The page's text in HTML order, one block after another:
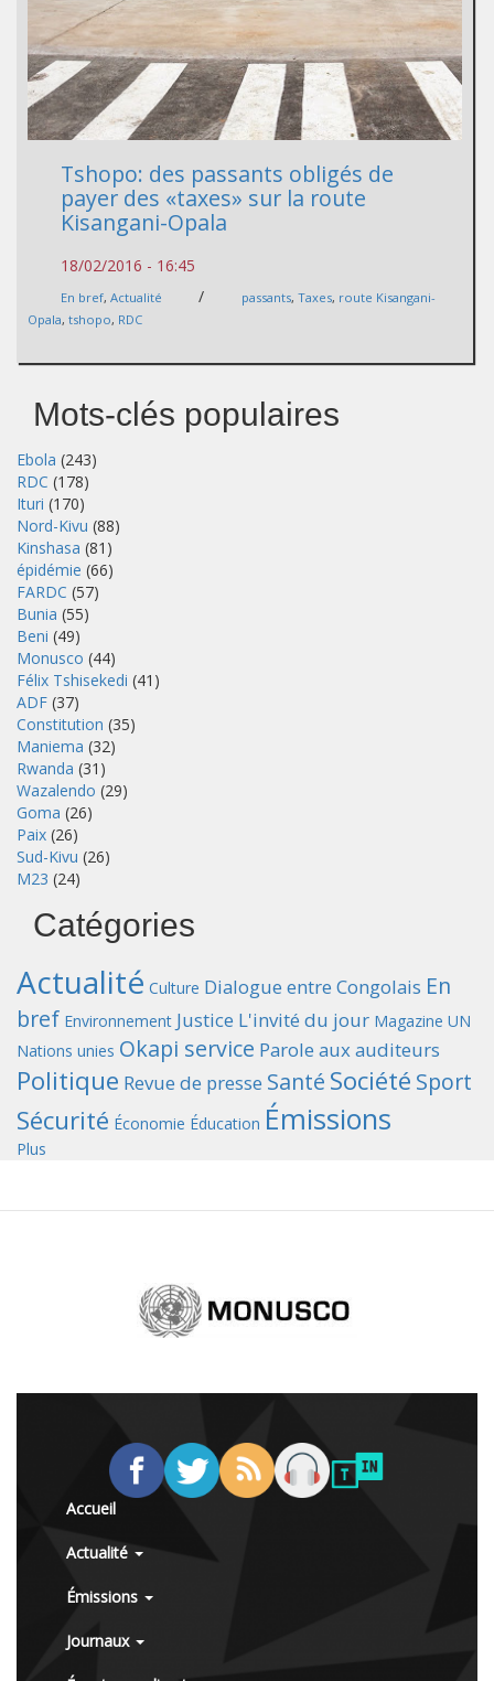
Tshopo: des passants obligés de
payer des «taxes» sur la route
Kisangani-Opala
18/02/2016 - 16:45
En bref, Actualité / passants, Taxes, route Kisangani-
Opala, tshopo, RDC
Mots-clés populaires
Ebola (243)
RDC (178)
Ituri (170)
Nord-Kivu (88)
Kinshasa (81)
épidémie (66)
FARDC (57)
Bunia (55)
Beni (49)
Monusco (44)
Félix Tshisekedi (41)
ADF (37)
Constitution (35)
Maniema (32)
Rwanda (31)
Wazalendo (29)
Goma (26)
Paix (26)
Sud-Kivu (26)
M23 (24)
Catégories
Actualité Culture Dialogue entre Congolais En
bref Environnement Justice L'invité du jour Magazine UN
Nations unies Okapi service Parole aux auditeurs
Politique Revue de presse Santé Société Sport
Sécurité Économie Éducation Émissions
Plus
Accueil
Actualité
Émissions
Journaux